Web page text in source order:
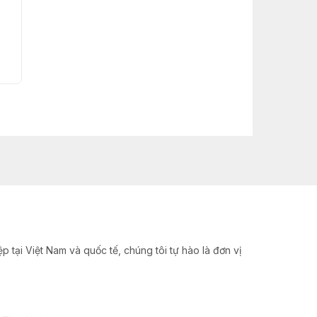
tại Việt Nam và quốc tế, chúng tôi tự hào là đơn vị